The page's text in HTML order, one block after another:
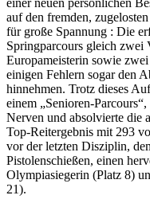
auf den fremden,
für große Spannung : Die
Springparcours gleich
Europameisterin sowie
einigen Fehlern sogar den
hinnehmen. Trotz dieses
einem „Senioren-
Nerven und absolvierte die
Top-Reitergebnis mit 293
vor der letzten Disziplin,
Pistolenschießen, einen
Olympiasiegerin (Platz 8)
21).